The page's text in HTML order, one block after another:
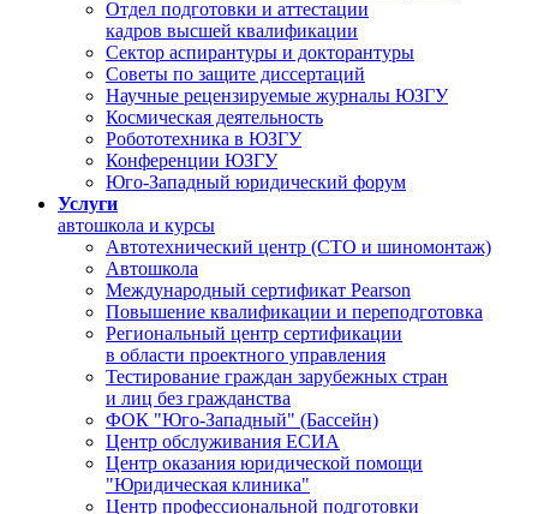
Отдел подготовки и аттестации
кадров высшей квалификации
Сектор аспирантуры и докторантуры
Советы по защите диссертаций
Научные рецензируемые журналы ЮЗГУ
Космическая деятельность
Робототехника в ЮЗГУ
Конференции ЮЗГУ
Юго-Западный юридический форум
Услуги
автошкола и курсы
Автотехнический центр (СТО и шиномонтаж)
Автошкола
Международный сертификат Pearson
Повышение квалификации и переподготовка
Региональный центр сертификации
в области проектного управления
Тестирование граждан зарубежных стран
и лиц без гражданства
ФОК "Юго-Западный" (Бассейн)
Центр обслуживания ЕСИА
Центр оказания юридической помощи
"Юридическая клиника"
Центр профессиональной подготовки